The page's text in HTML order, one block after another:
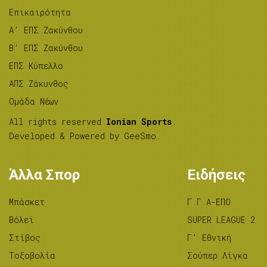
Επικαιρότητα
A’ ΕΠΣ Ζακύνθου
B’ ΕΠΣ Ζακύνθου
ΕΠΣ Κύπελλο
ΑΠΣ Ζάκυνθος
Ομάδα Νέων
All rights reserved Ionian Sports .
Developed & Powered by GeeSmo .
Άλλα Σπορ
Μπάσκετ
Βόλεϊ
Στίβος
Tοξοβολία
Ειδήσεις
Γ.Γ.Α-ΕΠΟ
SUPER LEAGUE 2
Γ’ Εθνική
Σούπερ Λίγκα